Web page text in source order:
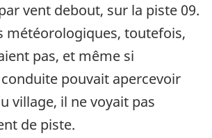
vent debout, sur la piste 09.
météorologiques, toutefois,
pas, et même si
conduite pouvait apercevoir
village, il ne voyait pas
de piste.